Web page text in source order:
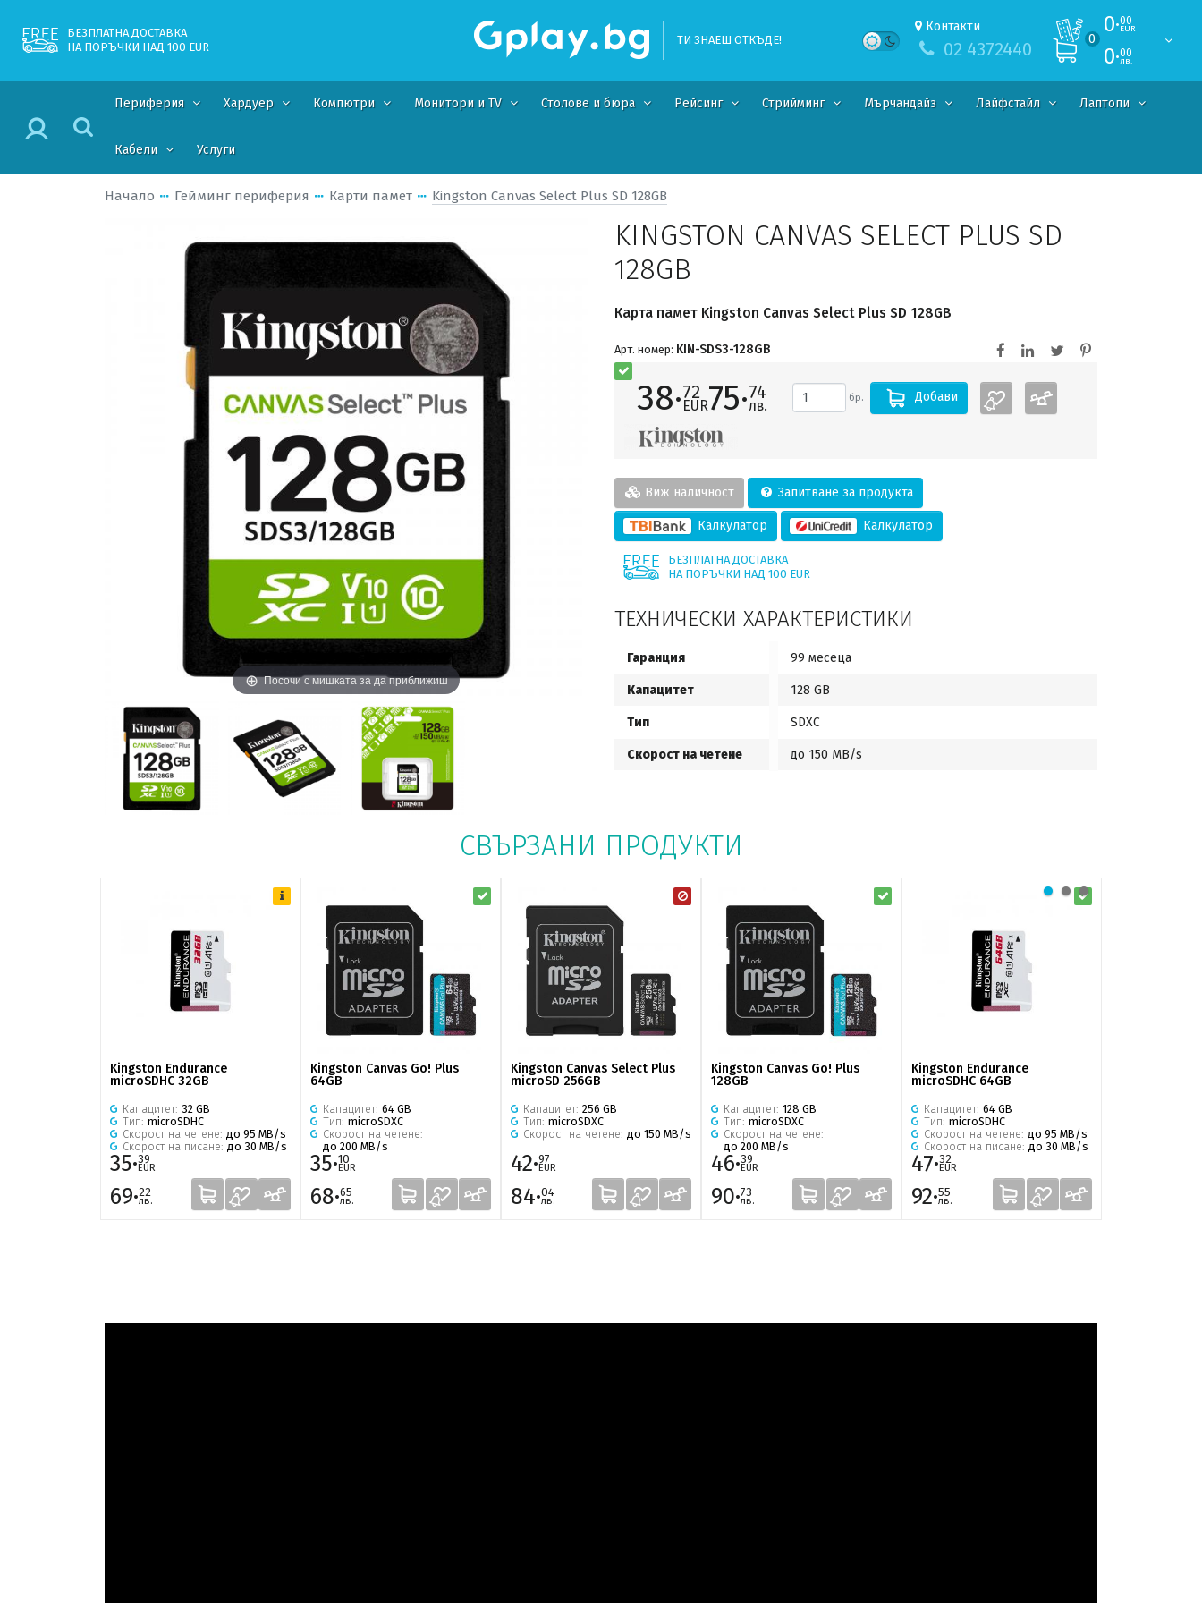
БЕЗПЛАТНА ДОСТАВКА
НА ПОРЪЧКИ НАД 100 EUR
ТИ ЗНАЕШ ОТКЪДЕ!
Контакти
02 4372440 0
0·00
EUR
0·00
лв.
Периферия Хардуер Компютри Монитори и TV Столове и бюра Рейсинг Стрийминг Мърчандайз Лайфстайл Лаптопи
Кабели Услуги
Начало Гейминг периферия Карти памет Kingston Canvas Select Plus SD 128GB
Посочи с мишката за да приближиш
KINGSTON CANVAS SELECT PLUS SD
128GB
Карта памет Kingston Canvas Select Plus SD 128GB
Арт. номер: KIN-SDS3-128GB
38·72
EUR75·74
лв. бр. Добави
Виж наличност Запитване за продукта
Калкулатор Калкулатор
БЕЗПЛАТНА ДОСТАВКА
НА ПОРЪЧКИ НАД 100 EUR
ТЕХНИЧЕСКИ ХАРАКТЕРИСТИКИ
Гаранция 99 месеца
Капацитет 128 GB
Тип SDXC
Скорост на четене до 150 MB/s
СВЪРЗАНИ ПРОДУКТИ
Kingston Endurance
microSDHC 32GB
Капацитет: 32 GB
Тип: microSDHC
Скорост на четене: до 95 MB/s
Скорост на писане: до 30 MB/s
35·39
EUR
69·22
лв.
Kingston Canvas Go! Plus
64GB
Капацитет: 64 GB
Тип: microSDXC
Скорост на четене:
до 200 MB/s
35·10
EUR
68·65
лв.
Kingston Canvas Select Plus
microSD 256GB
Капацитет: 256 GB
Тип: microSDXC
Скорост на четене: до 150 MB/s
42·97
EUR
84·04
лв.
Kingston Canvas Go! Plus
128GB
Капацитет: 128 GB
Тип: microSDXC
Скорост на четене:
до 200 MB/s
46·39
EUR
90·73
лв.
Kingston Endurance
microSDHC 64GB
Капацитет: 64 GB
Тип: microSDHC
Скорост на четене: до 95 MB/s
Скорост на писане: до 30 MB/s
47·32
EUR
92·55
лв.